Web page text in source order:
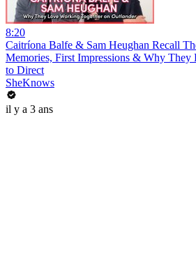
8:20
Caitríona Balfe & Sam Heughan Recall
Memories, First Impressions & Why
to Direct
SheKnows
il y a 3 ans